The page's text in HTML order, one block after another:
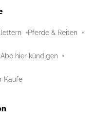
Pferde & Reiten
hier kündigen
Käufe